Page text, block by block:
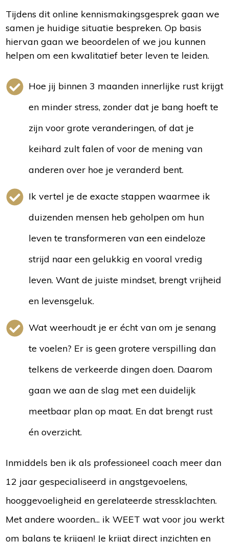
Tijdens dit online kennismakingsgesprek gaan we
samen je huidige situatie bespreken. Op basis
hiervan gaan we beoordelen of we jou kunnen
helpen om een kwalitatief beter leven te leiden.
Hoe jij binnen 3 maanden innerlijke rust krijgt
en minder stress, zonder dat je bang hoeft te
zijn voor grote veranderingen, of dat je
keihard zult falen of voor de mening van
anderen over hoe je veranderd bent.
Ik vertel je de exacte stappen waarmee ik
duizenden mensen heb geholpen om hun
leven te transformeren van een eindeloze
strijd naar een gelukkig en vooral vredig
leven. Want de juiste mindset, brengt vrijheid
en levensgeluk.
Wat weerhoudt je er écht van om je senang
te voelen? Er is geen grotere verspilling dan
telkens de verkeerde dingen doen. Daarom
gaan we aan de slag met een duidelijk
meetbaar plan op maat. En dat brengt rust
én overzicht.
Inmiddels ben ik als professioneel coach meer dan
12 jaar gespecialiseerd in angstgevoelens,
hooggevoeligheid en gerelateerde stressklachten.
Met andere woorden... ik WEET wat voor jou werkt
om balans te krijgen! Je krijgt direct inzichten en